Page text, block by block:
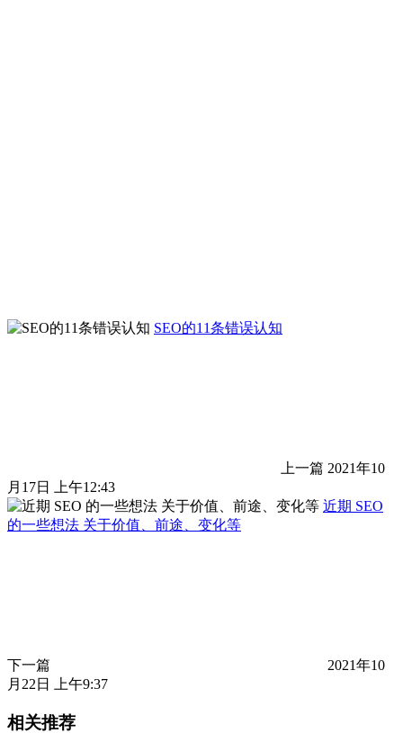
SEO的11条错误认知
上一篇 2021年10
月17日 上午12:43
近期 SEO
的一些想法 关于价值、前途、变化等
下一篇
2021年10
月22日 上午9:37
相关推荐